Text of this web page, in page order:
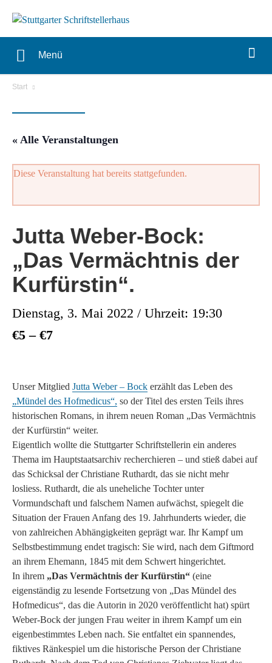
Menü
Start
« Alle Veranstaltungen
Diese Veranstaltung hat bereits stattgefunden.
Jutta Weber-Bock:
„Das Vermächtnis der
Kurfürstin“.
Dienstag, 3. Mai 2022 / Uhrzeit: 19:30
€5 – €7
Unser Mitglied Jutta Weber – Bock erzählt das Leben des
„Mündel des Hofmedicus“, so der Titel des ersten Teils ihres
historischen Romans, in ihrem neuen Roman „Das Vermächtnis
der Kurfürstin“ weiter.
Eigentlich wollte die Stuttgarter Schriftstellerin ein anderes
Thema im Hauptstaatsarchiv recherchieren – und stieß dabei auf
das Schicksal der Christiane Ruthardt, das sie nicht mehr
losliess. Ruthardt, die als uneheliche Tochter unter
Vormundschaft und falschem Namen aufwächst, spiegelt die
Situation der Frauen Anfang des 19. Jahrhunderts wieder, die
von zahlreichen Abhängigkeiten geprägt war. Ihr Kampf um
Selbstbestimmung endet tragisch: Sie wird, nach dem Giftmord
an ihrem Ehemann, 1845 mit dem Schwert hingerichtet.
In ihrem „Das Vermächtnis der Kurfürstin“ (eine
eigenständig zu lesende Fortsetzung von „Das Mündel des
Hofmedicus“, das die Autorin in 2020 veröffentlicht hat) spürt
Weber-Bock der jungen Frau weiter in ihrem Kampf um ein
eigenbestimmtes Leben nach. Sie entfaltet ein spannendes,
fiktives Ränkespiel um die historische Person der Christiane